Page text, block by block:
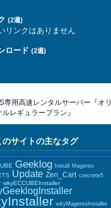
(2週)
リンクはありません
ロード (2週)
専用高速レンタルサーバー『オリ
ルレギュラープラン』
のサイトの主なタグ
Geeklog Install Magento
Update Zen_Cart concrete5
wkyECCUBEInstaller
wkyMagentoInstaller